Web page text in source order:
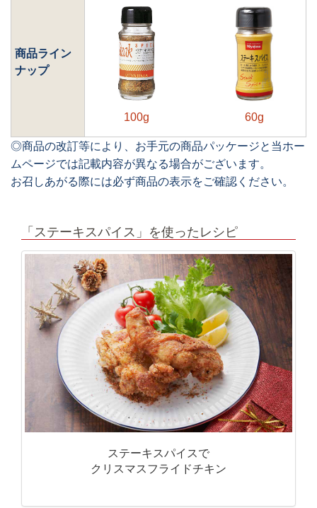
商品ライン
ナップ
100g 60g
◎商品の改訂等により、お手元の商品パッケージと当ホー
ムページでは記載内容が異なる場合がございます。
お召しあがる際には必ず商品の表示をご確認ください。
「ステーキスパイス」を使ったレシピ
ステーキスパイスで
クリスマスフライドチキン